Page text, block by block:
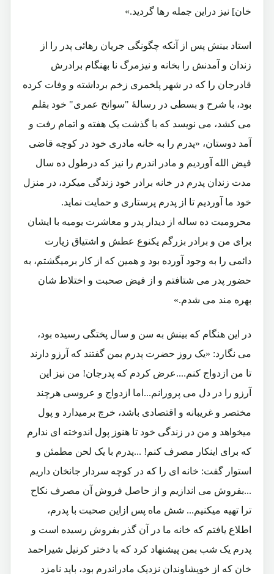
خان] نیز دراین جمله رها گردید.»
استاد بینش پس از آنکه چگونگی جریان رهائی پدر را از
زندان و آمدنش را بخانه و نیزمرگ نا بهنگام برادرش
قادرجان را که در شهر پلخمری زخم برداشته و وفات کرده
بود، با شرح و بسطی در رسالۀ "سوانح عمری" خود بقلم
می کشد، می نویسد که با گذشت یک هفته و اتمام رفت و
آمد دوستان، «پدرم را به خانه مادری خود در کوچه قاضی
فیض الله آوردیم و مادر اندرم را نیز که درطول ده سال
مدت زندان پدرم در خانه برادر خود زندگی میکرد، در منزل
خود ما آوردیم تا از پدرم پرستاری و حمایت نماید.
محرومیت ده ساله از دیدار پدر و معاشرت یومیه با ایشان
برای من و برادر بزرگم یکنوع عطش و اشتیاق زیارت
دائمی را به وجود آورده بود و همین که از کار برمیگشتم، به
حضور پدر می شتافتم و از فیض صحبت و اختلاط شان
بهره مند می شدم.»
در این هنگام که بینش به سن و سال پختگی رسیده بود،
می نگارد: «یک روز حضرت پدرم بمن گفتند که آرزو دارند
تا من ازدواج کنم....عرض کردم که پدرجان! من نیز این
آرزو را در دل می پرورانم...اما ازدواج و عروسی هرچند
مختصر و غریبانه و اقتصادی باشد، خرچ برمیدارد و پول
میخواهد و من در زندگی خود تا هنوز پول اندوخته ای ندارم
که برای اینکار مصرف کنم! ...پدرم با یک لحن مطمئن و
استوار گفت: خانه ای را که در کوچه سردار جانخان داریم
...بفروش می اندازیم و از حاصل فروش آن مصرف نکاح
ترا تهیه میکنیم... شش ماه پس ازاین صحبت با پدرم،
اطلاع یافتم که خانه ما در آن گذر بفروش رسیده است و
پدرم یک شب بمن پیشنهاد کرد که با دختر کرنیل شیراحمد
خان که از خویشاوندان نزدیک مادراندرم بود، باید نامزد